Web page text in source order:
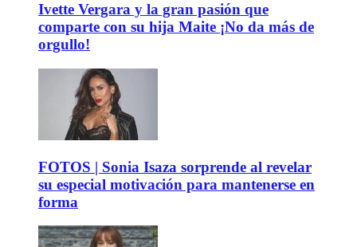
Ivette Vergara y la gran pasión que
comparte con su hija Maite ¡No da más de
orgullo!
FOTOS | Sonia Isaza sorprende al revelar
su especial motivación para mantenerse en
forma